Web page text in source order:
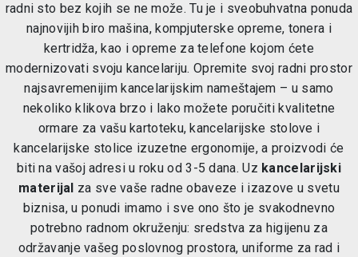
radni sto bez kojih se ne može. Tu je i sveobuhvatna ponuda
najnovijih biro mašina, kompjuterske opreme, tonera i
kertridža, kao i opreme za telefone kojom ćete
modernizovati svoju kancelariju. Opremite svoj radni prostor
najsavremenijim kancelarijskim nameštajem – u samo
nekoliko klikova brzo i lako možete poručiti kvalitetne
ormare za vašu kartoteku, kancelarijske stolove i
kancelarijske stolice izuzetne ergonomije, a proizvodi će
biti na vašoj adresi u roku od 3-5 dana. Uz kancelarijski
materijal za sve vaše radne obaveze i izazove u svetu
biznisa, u ponudi imamo i sve ono što je svakodnevno
potrebno radnom okruženju: sredstva za higijenu za
održavanje vašeg poslovnog prostora, uniforme za rad i